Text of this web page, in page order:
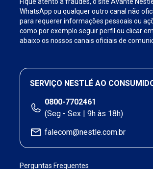
WhatsApp ou qualquer outro canal não
para requerer informações pessoais ou
como por exemplo seguir perfil ou clicar
abaixo os nossos canais oficiais de
SERVIÇO NESTLÉ AO
0800-7702461
(Seg - Sex | 9h às 18h)
falecom@nestle.com.br
Perguntas Frequentes